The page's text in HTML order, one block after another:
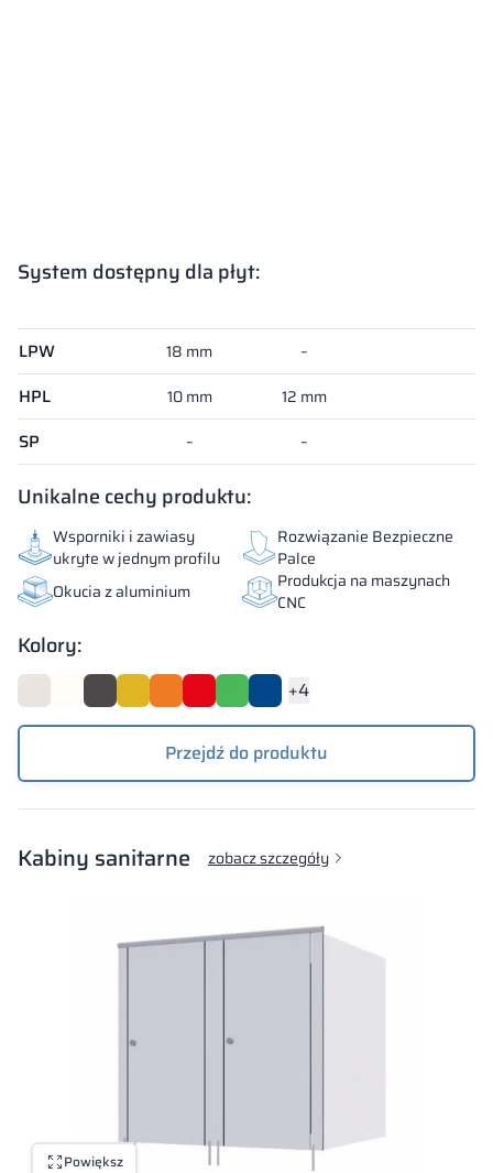
System dostępny dla płyt:
System dostępny dla płyt:
LPW 18 mm –
HPL 10 mm 12 mm
SP – –
Unikalne cechy produktu:
Wsporniki i zawiasy
ukryte w jednym profilu
Rozwiązanie Bezpieczne
Palce
Okucia z aluminium
Produkcja na maszynach
CNC
Kolory:
+4
Przejdź do produktu
Kabiny sanitarne zobacz szczegóły
Powiększ